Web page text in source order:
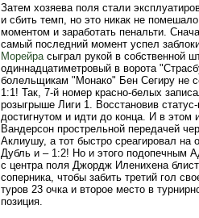
Затем хозяева поля стали
и сбить темп, но это никак не
моментом и заработать пенальти.
самый последний момент успел
Морейрасыграл рукой в собственной
одиннадцатиметровый в ворота
болельщикам "Монако" Бен Сегиру не
1:1! Так, 7-й номер красно-белых
розыгрыше Лиги 1. Восстановив
достигнутом и идти до конца. И в
Вандерсон прострельной передачей
Аклиушу, а тот быстро среагировал
Дубль и – 1:2! Но и этого подопечным
с центра поля Джордж Иленихена
соперника, чтобы забить третий гол
туров 23 очка и второе место в
позиция.